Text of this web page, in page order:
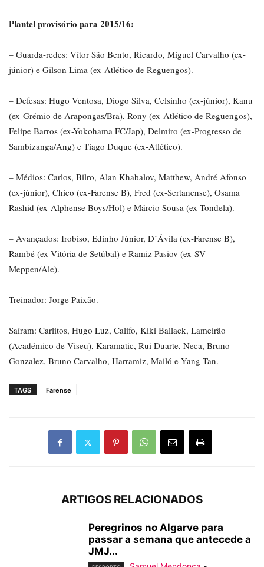
Plantel provisório para 2015/16:
– Guarda-redes: Vítor São Bento, Ricardo, Miguel Carvalho (ex-
júnior) e Gilson Lima (ex-Atlético de Reguengos).
– Defesas: Hugo Ventosa, Diogo Silva, Celsinho (ex-júnior), Kanu
(ex-Grémio de Arapongas/Bra), Rony (ex-Atlético de Reguengos),
Felipe Barros (ex-Yokohama FC/Jap), Delmiro (ex-Progresso de
Sambizanga/Ang) e Tiago Duque (ex-Atlético).
– Médios: Carlos, Bilro, Alan Khabalov, Matthew, André Afonso
(ex-júnior), Chico (ex-Farense B), Fred (ex-Sertanense), Osama
Rashid (ex-Alphense Boys/Hol) e Márcio Sousa (ex-Tondela).
– Avançados: Irobiso, Edinho Júnior, D’Ávila (ex-Farense B),
Rambé (ex-Vitória de Setúbal) e Ramiz Pasiov (ex-SV
Meppen/Ale).
Treinador: Jorge Paixão.
Saíram: Carlitos, Hugo Luz, Califo, Kiki Ballack, Lameirão
(Académico de Viseu), Karamatic, Rui Duarte, Neca, Bruno
Gonzalez, Bruno Carvalho, Harramiz, Mailó e Yang Tan.
TAGS Farense
ARTIGOS RELACIONADOS
Peregrinos no Algarve para
passar a semana que antecede a
JMJ...